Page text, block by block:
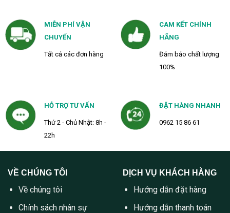
MIỄN PHÍ VẬN
CHUYỂN
Tất cả các đơn hàng
CAM KẾT CHÍNH
HÃNG
Đảm bảo chất lượng
100%
HỖ TRỢ TƯ VẤN
Thứ 2 - Chủ Nhật: 8h -
22h
ĐẶT HÀNG NHANH
0962 15 86 61
VỀ CHÚNG TÔI
Về chúng tôi
Chính sách nhân sự
DỊCH VỤ KHÁCH HÀNG
Hướng dẫn đặt hàng
Hướng dẫn thanh toán